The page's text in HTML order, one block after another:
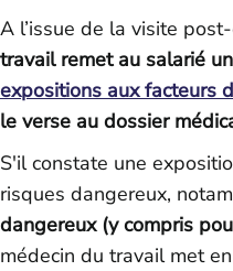
A l’issue de la visite
travail remet au salarié
expositions aux facteurs
le verse au dossier
S'il constate une
risques dangereux,
dangereux (y compris
médecin du travail met